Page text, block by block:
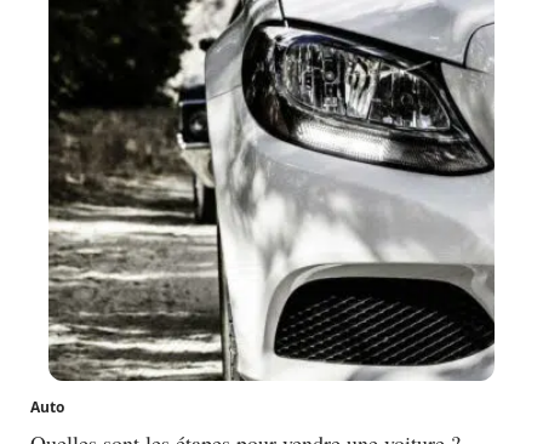
Auto